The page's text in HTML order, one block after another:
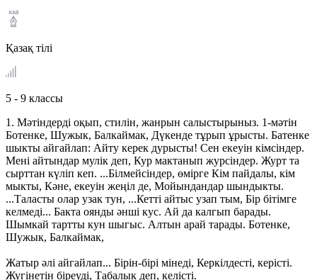
Қазақ тiлi
5 - 9 классы
1. Мәтіндерді оқып, стилiн, жанрын салыстырыныз. 1-мәтiн
Ботенке, Шужык, Балкаймак, Дүкенде тұрып ұрысты. Батенке
шыкты айгайлап: Айту керек дурысты! Сен екеуiн кiмсiндер.
Менi айтындар мулiк деп, Кур мактанып журсiндер. Журт та
сырттан күлiп кеп. ...Бiлмейсіндер, өмірге Кiм пайдалы, кім
мыкты, Кәне, екеуiн жеңiл де, Мойындандар шындыкты.
...Таласты олар узак тун, ...Кеттi айтыс узап тым, Бiр бiтiмге
келмеді... Бакта оянды әншi кус. Ай да калгып барады.
Шымкай тартты кун шыгыс. Алтын арай тарады. Ботенке,
Шужык, Балкаймак,
Жатыр әлі айгайлап... Бiрiн-бiрi мiнедi, Керкiлдестi, керісті.
Жугiнетiн бiреудi, Табалык деп, келісті.